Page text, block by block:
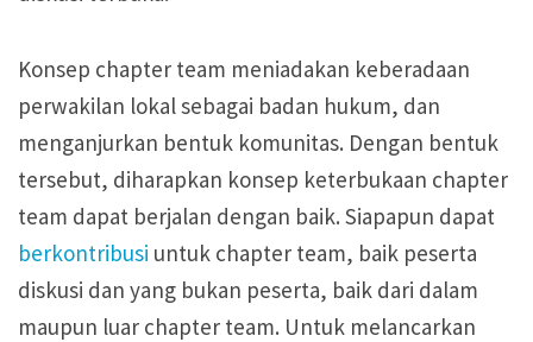
Konsep chapter team meniadakan keberadaan
perwakilan lokal sebagai badan hukum, dan
menganjurkan bentuk komunitas. Dengan bentuk
tersebut, diharapkan konsep keterbukaan chapter
team dapat berjalan dengan baik. Siapapun dapat
berkontribusi untuk chapter team, baik peserta
diskusi dan yang bukan peserta, baik dari dalam
maupun luar chapter team. Untuk melancarkan